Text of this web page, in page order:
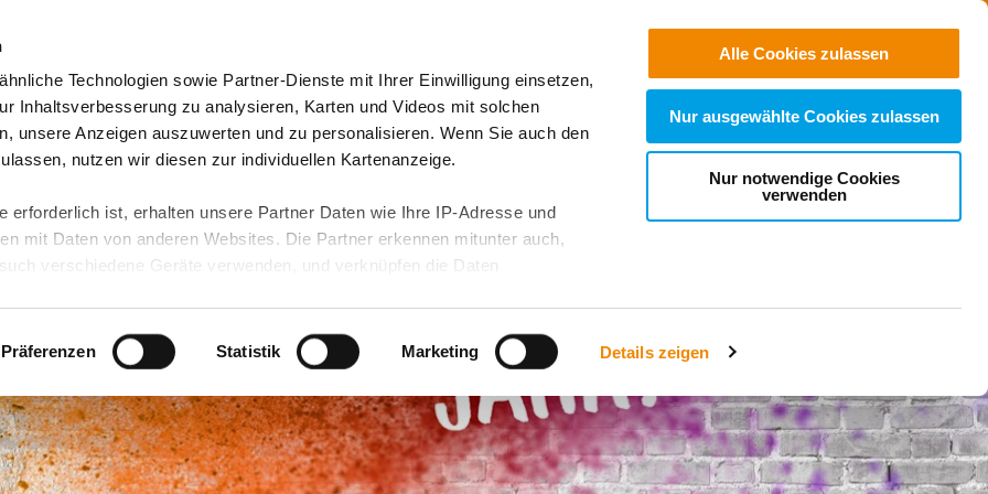
Technologien sowie Partner-Dienste mit Ihrer Einwilligung einsetzen,
Inhaltsverbesserung zu analysieren, Karten und Videos mit solchen
unsere Anzeigen auszuwerten und zu personalisieren. Wenn Sie auch den
nutzen wir diesen zur individuellen Kartenanzeige.
erforderlich ist, erhalten unsere Partner Daten wie Ihre IP-Adresse und
mit Daten von anderen Websites. Die Partner erkennen mitunter auch,
verschiedene Geräte verwenden, und verknüpfen die Daten
Daten führen kann.
unserenDatenschutzhinweisenund in unsererCookie-Übersicht. Wenn
Funktionen für diese Zwecke aktiviert sind, müssen Sie alle Cookie-
mittels nachfolgender Buttons über Ihre Einwilligung für diese
erteilte Einwilligung stets für die Zukunft widerrufen. Bitte beachten Sie:
Präferenzen Statistik Marketing Details zeigen
Alle Cookies zulassen
Nur ausgewählte Cookies zulassen
Nur notwendige Cookies
verwenden
Suchen
& Angebote Presse & Themen Jobs & Karriere Spenden
Jobs